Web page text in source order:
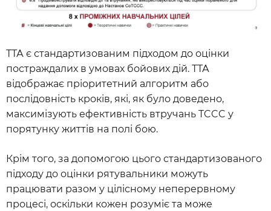
ТТА є стандартизованим підходом до оцінки
постраждалих в умовах бойових дій. ТТА
відображає пріоритетний алгоритм або
послідовність кроків, які, як було доведено,
максимізують ефективність втручань TCCC у
порятунку життів на полі бою.
Крім того, за допомогою цього стандартизованого
підходу до оцінки рятувальники можуть
працювати разом у цілісному неперервному
процесі, оскільки кожен розуміє та може